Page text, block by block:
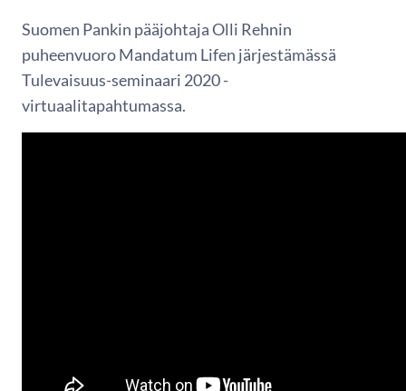
Suomen Pankin pääjohtaja Olli Rehnin
puheenvuoro Mandatum Lifen järjestämässä
Tulevaisuus-seminaari 2020 -
virtuaalitapahtumassa.